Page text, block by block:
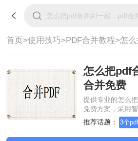
首页>使用技巧>PDF合并教程>
怎么把pdf
合并免费
提供专业的怎么
免费方案，采用
保文档1:1高保真
一键批量处理，
安全。助您快速
推荐话题：